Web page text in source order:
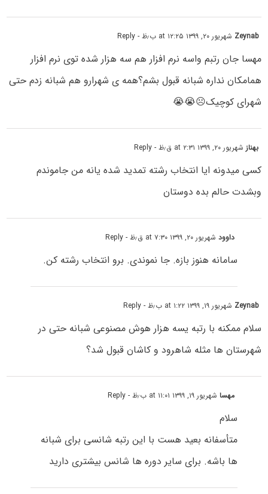
Zeynab شهریور ۲۰, ۱۳۹۹ at ۱۲:۲۵ ب٫ظ - Reply
مهسا جان رتبم واسه نرم افزار هم سه هزار شده توی نرم افزار
همامکان نداره شبانه قبول بشم؟همه ی شهرارو هم شبانه زدم حتی
شهرای کوچیک☹😭😭
بهناز شهریور ۲۰, ۱۳۹۹ at ۲:۳۱ ق٫ظ - Reply
کسی میدونه ایا انتخاب رشته تمدید شده یانه من جاموندم
وبشدت حالم بده دوستان
داوودشهریور ۲۰, ۱۳۹۹ at ۷:۳۰ ق٫ظ - Reply
سامانه هنوز بازه. جا نموندی. برو انتخاب رشته کن.
Zeynab شهریور ۱۹, ۱۳۹۹ at ۱:۲۲ ب٫ظ - Reply
سلام ممکنه با رتبه یسه هزار هوش مصنوعی شبانه حتی در
شهرستان ها مثله شاهرود و کاشان قبول شد؟
مهساشهریور ۱۹, ۱۳۹۹ at ۱۱:۰۱ ب٫ظ - Reply
سلام
متأسفانه بعید هست با این رتبه شانسی برای شبانه
ها باشه. برای سایر دوره ها شانس بیشتری دارید